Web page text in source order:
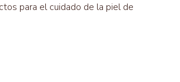
para el cuidado de la piel de